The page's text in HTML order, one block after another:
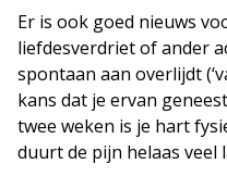
Er is ook goed nieuws
liefdesverdriet of ander
spontaan aan overlijdt
kans dat je ervan
twee weken is je hart
duurt de pijn helaas veel